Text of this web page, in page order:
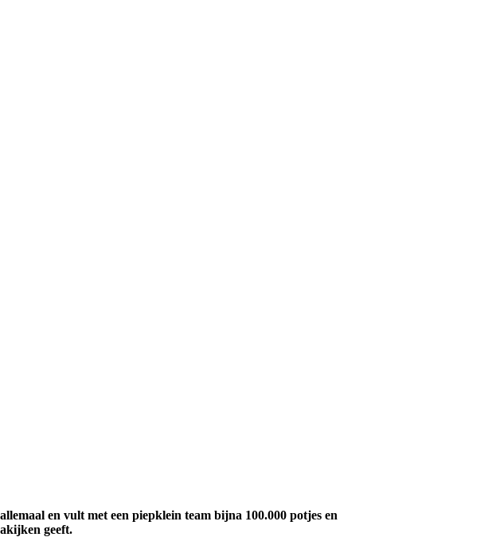
en vult met een piepklein team bijna 100.000 potjes en
geeft.